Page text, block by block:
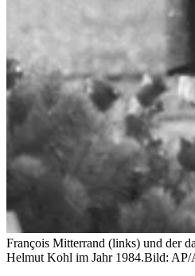
François Mitterrand (links) und der
Helmut Kohl im Jahr 1984.Bild: AP/